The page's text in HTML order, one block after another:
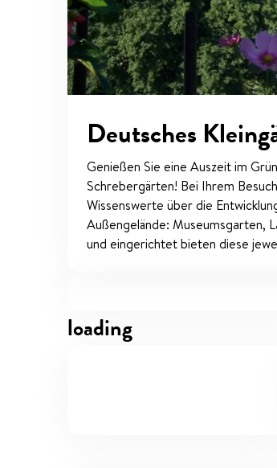
Deutsches
Genießen Sie eine Auszeit im
Schrebergärten! Bei Ihrem
Wissenswerte über die
Außengelände: Museumsgarten,
und eingerichtet bieten diese
loading